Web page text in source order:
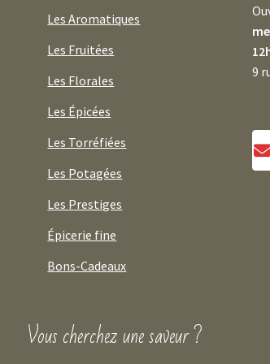
Les Aromatiques
Les Fruitées
Les Florales
Les Épicées
Les Torréfiées
Les Potagées
Les Prestiges
Épicerie fine
Bons-Cadeaux
Vous cherchez une saveur ?
9